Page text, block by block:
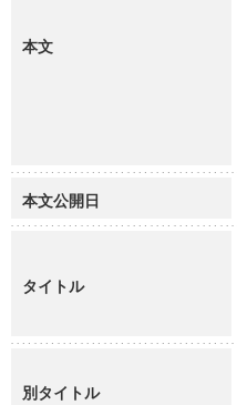
本文
本文公開日
タイトル
別タイトル